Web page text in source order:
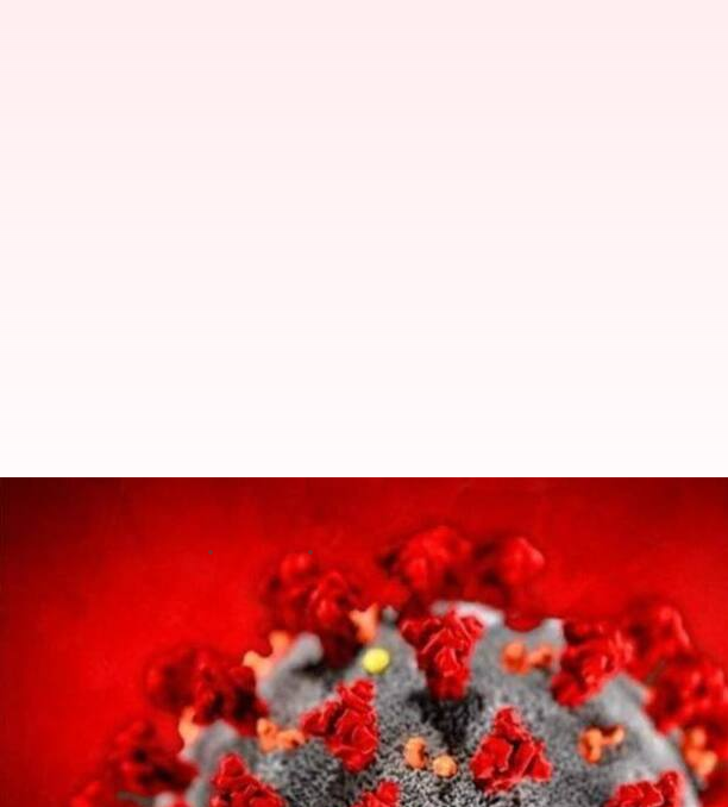
இந்தியாவில் ஒரே நாளில் 124
Jun 06, 2023 12:04 pm
நேற்று(ஜூன் 5) 174ஆக இருந்த தினசரிகொரோனா
வில் செயலில் உள்ள கொரோனா 3,001ஆக
இதுவரை, இந்தியாவில் 4.49 கோடி (4,49,91,880)
கொரோனாவால் இதுவரை ஏற்பட்ட உயிரிழப்புகள்
கடந்த 24 மணிநேரதத்தில் மட்டும் 2 உயிரிழப்புகள்